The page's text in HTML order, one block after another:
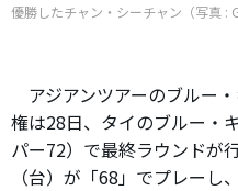
優勝したチャン・シーチャン（写真 :
アジアンツアーのブルー
権は28日、タイのブルー・
パー72）で最終ラウンドが
（台）が「68」でプレーし